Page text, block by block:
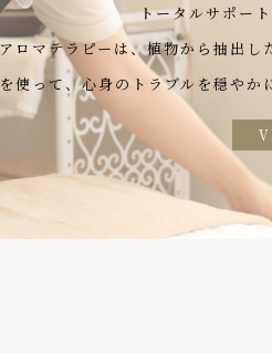
トータルサポー
アロマテラピーは、植物から抽出し
を使って、心身のトラブルを穏やか